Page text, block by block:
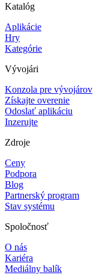
Katalóg
Aplikácie
Hry
Kategórie
Vývojári
Konzola pre vývojárov
Získajte overenie
Odoslať aplikáciu
Inzerujte
Zdroje
Ceny
Podpora
Blog
Partnerský program
Stav systému
Spoločnosť
O nás
Kariéra
Mediálny balík